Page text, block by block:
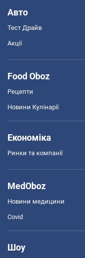
Авто
Тест Драйв
Акції
Food Oboz
Рецепти
Новини Кулінарії
Економіка
Ринки та компанії
MedOboz
Новини медицини
Covid
Шоу